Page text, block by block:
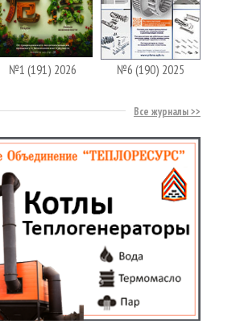
№1 (191) 2026 №6 (190) 2025
Все журналы